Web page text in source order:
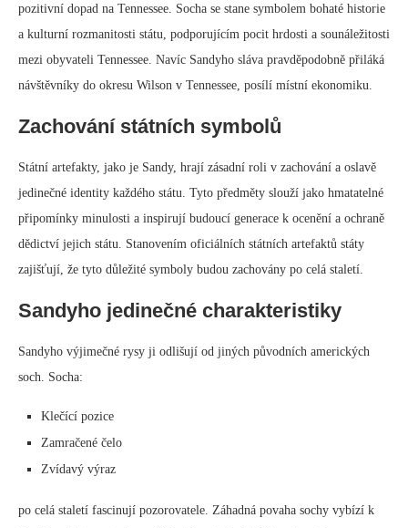
pozitivní dopad na Tennessee. Socha se stane symbolem bohaté historie
a kulturní rozmanitosti státu, podporujícím pocit hrdosti a sounáležitosti
mezi obyvateli Tennessee. Navíc Sandyho sláva pravděpodobně přiláká
návštěvníky do okresu Wilson v Tennessee, posílí místní ekonomiku.
Zachování státních symbolů
Státní artefakty, jako je Sandy, hrají zásadní roli v zachování a oslavě
jedinečné identity každého státu. Tyto předměty slouží jako hmatatelné
připomínky minulosti a inspirují budoucí generace k ocenění a ochraně
dědictví jejich státu. Stanovením oficiálních státních artefaktů státy
zajišťují, že tyto důležité symboly budou zachovány po celá staletí.
Sandyho jedinečné charakteristiky
Sandyho výjimečné rysy ji odlišují od jiných původních amerických
soch. Socha:
Klečící pozice
Zamračené čelo
Zvídavý výraz
po celá staletí fascinují pozorovatele. Záhadná povaha sochy vybízí k